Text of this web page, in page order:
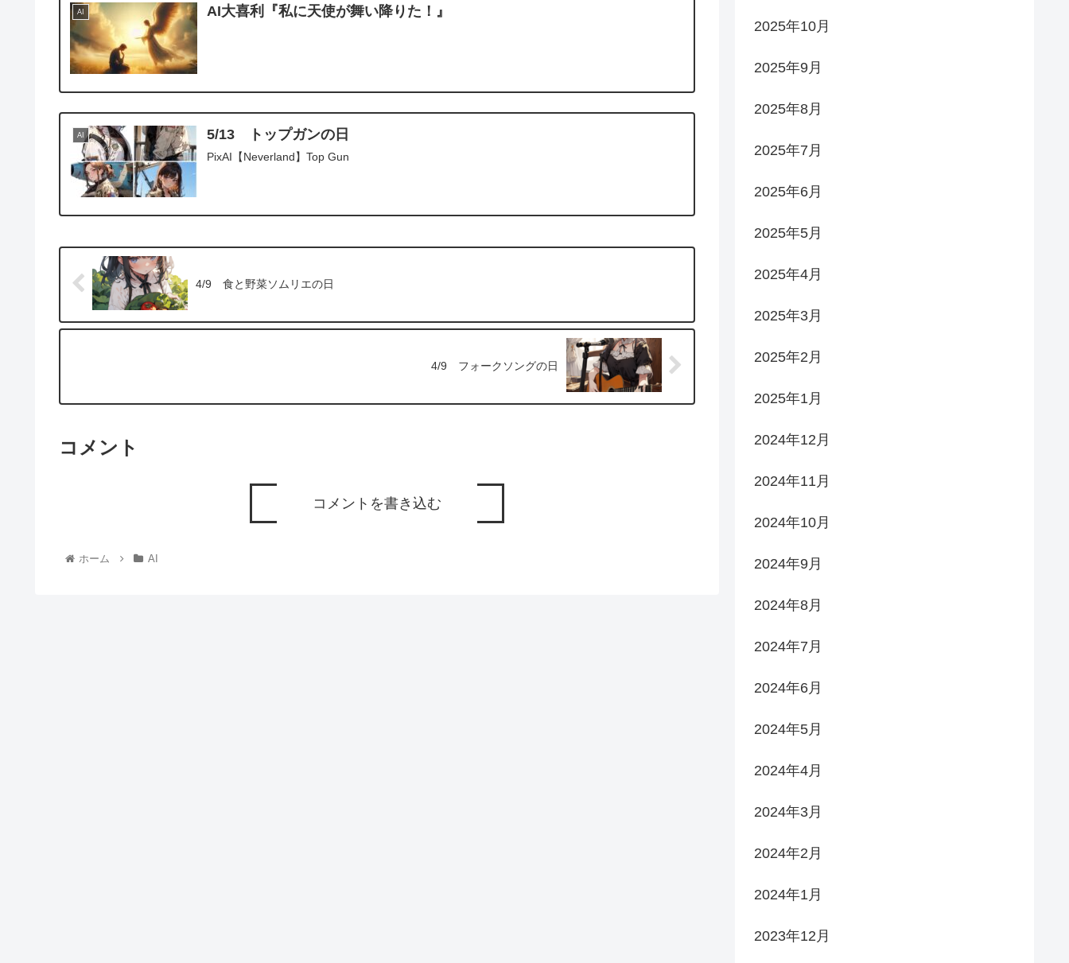
AI AI大喜利『私に天使が舞い降りた！』
AI 5/13 トップガンの日
PixAI【Neverland】Top Gun
4/9 食と野菜ソムリエの日
4/9 フォークソングの日
コメント
コメントを書き込む
ホーム AI
2025年10月
2025年9月
2025年8月
2025年7月
2025年6月
2025年5月
2025年4月
2025年3月
2025年2月
2025年1月
2024年12月
2024年11月
2024年10月
2024年9月
2024年8月
2024年7月
2024年6月
2024年5月
2024年4月
2024年3月
2024年2月
2024年1月
2023年12月